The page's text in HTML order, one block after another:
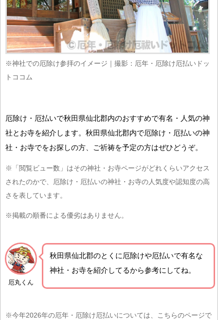
※神社での厄除け参拝のイメージ｜撮影：厄年・厄除け厄払いドッ
トココム
厄除け・厄払いで秋田県仙北郡内のおすすめで有名・人気の神
社とお寺を紹介します。秋田県仙北郡内で厄除け・厄払いの神
社・お寺でをお探しの方、ご祈祷を予定の方はぜひどうぞ。
※「閲覧ビュー数」はその神社・お寺ページがどれくらいアクセス
されたのかで、厄除け・厄払いの神社・お寺の人気度や認知度の高
さを表しています。
※掲載の順番による優劣はありません。
厄丸くん
秋田県仙北郡のとくに厄除けや厄払いで有名な
神社・お寺を紹介 してるから参考にしてね。
※今年2026年の厄年・厄除け厄払いについては、こちらのページで